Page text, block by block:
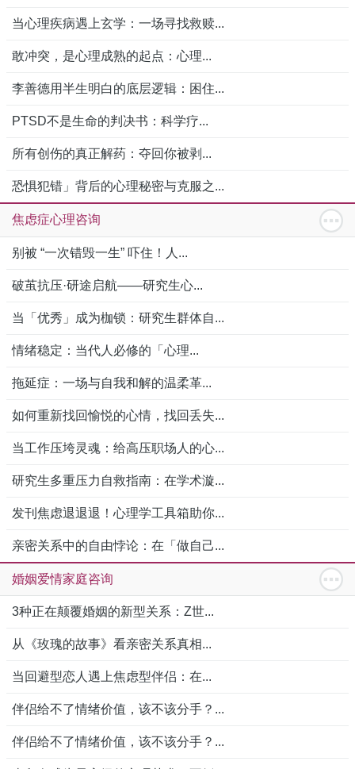
当心理疾病遇上玄学：一场寻找救赎...
敢冲突，是心理成熟的起点：心理...
李善德用半生明白的底层逻辑：困住...
PTSD不是生命的判决书：科学疗...
所有创伤的真正解药：夺回你被剥...
恐惧犯错」背后的心理秘密与克服之...
焦虑症心理咨询
别被 “一次错毁一生” 吓住！人...
破茧抗压·研途启航——研究生心...
当「优秀」成为枷锁：研究生群体自...
情绪稳定：当代人必修的「心理...
拖延症：一场与自我和解的温柔革...
如何重新找回愉悦的心情，找回丢失...
当工作压垮灵魂：给高压职场人的心...
研究生多重压力自救指南：在学术漩...
发刊焦虑退退退！心理学工具箱助你...
亲密关系中的自由悖论：在「做自己...
婚姻爱情家庭咨询
3种正在颠覆婚姻的新型关系：Z世...
从《玫瑰的故事》看亲密关系真相...
当回避型恋人遇上焦虑型伴侣：在...
伴侣给不了情绪价值，该不该分手？...
伴侣给不了情绪价值，该不该分手？...